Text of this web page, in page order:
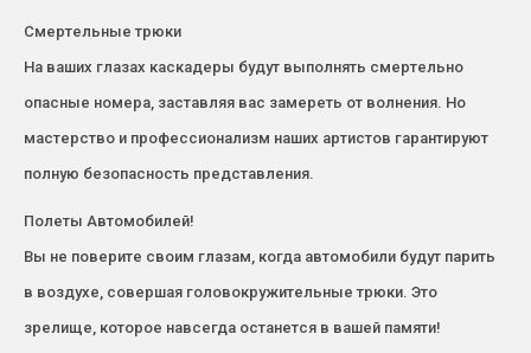
Смертельные трюки
На ваших глазах каскадеры будут выполнять смертельно
опасные номера, заставляя вас замереть от волнения. Но
мастерство и профессионализм наших артистов гарантируют
полную безопасность представления.
Полеты Автомобилей!
Вы не поверите своим глазам, когда автомобили будут парить
в воздухе, совершая головокружительные трюки. Это
зрелище, которое навсегда останется в вашей памяти!